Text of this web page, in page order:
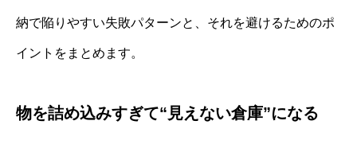
納で陥りやすい失敗パターンと、それを避けるためのポ
イントをまとめます。
物を詰め込みすぎて“見えない倉庫”になる